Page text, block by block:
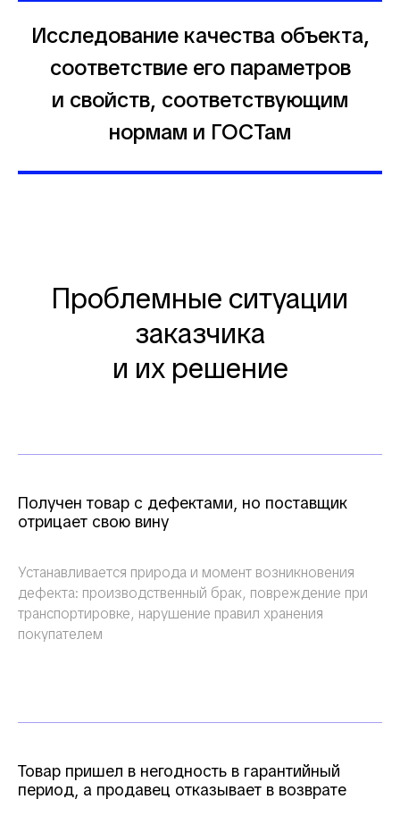
Исследование качества объекта,
соответствие его параметров
и свойств, соответствующим
нормам и ГОСТам
Проблемные ситуации
заказчика
и их решение
Получен товар с дефектами, но поставщик
отрицает свою вину
Устанавливается природа и момент возникновения
дефекта: производственный брак, повреждение при
транспортировке, нарушение правил хранения
покупателем
Товар пришел в негодность в гарантийный
период, а продавец отказывает в возврате